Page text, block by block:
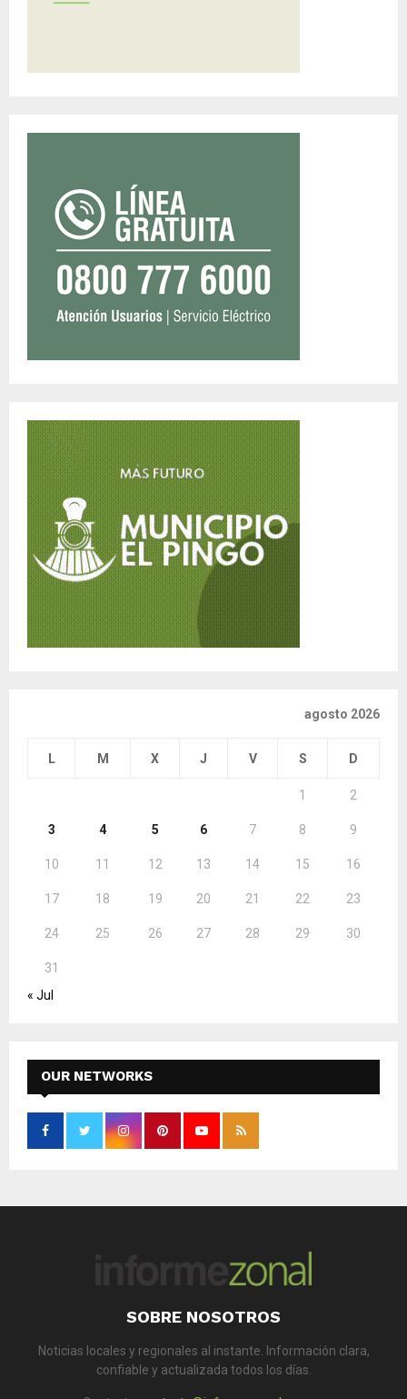
agosto 2026
L M X J V S D
1 2
3 4 5 6 7 8 9
10 11 12 13 14 15 16
17 18 19 20 21 22 23
24 25 26 27 28 29 30
31
« Jul
OUR NETWORKS
SOBRE NOSOTROS
Noticias locales y regionales al instante. Información clara,
confiable y actualizada todos los días.